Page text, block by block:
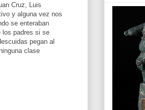
Cruz, Luis
y alguna vez nos
se enteraban
los padres si se
pegan al
clase